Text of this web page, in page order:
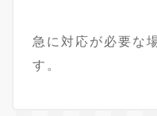
急に対応が必要な
す。